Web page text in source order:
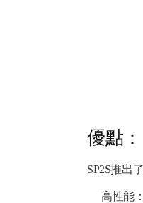
優點：
SP2S推出
高性能